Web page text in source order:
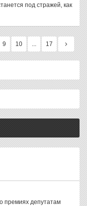
под стражей, как
9 10 ... 17
премиях депутатам